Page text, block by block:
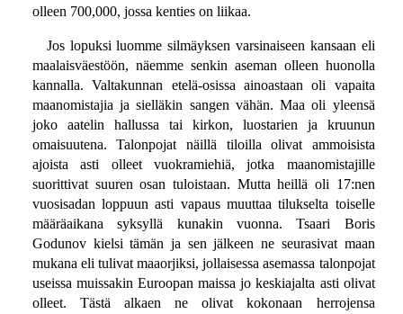
olleen 700,000, jossa kenties on liikaa.
Jos lopuksi luomme silmäyksen varsinaiseen kansaan eli
maalaisväestöön, näemme senkin aseman olleen huonolla
kannalla. Valtakunnan etelä-osissa ainoastaan oli vapaita
maanomistajia ja sielläkin sangen vähän. Maa oli yleensä
joko aatelin hallussa tai kirkon, luostarien ja kruunun
omaisuutena. Talonpojat näillä tiloilla olivat ammoisista
ajoista asti olleet vuokramiehiä, jotka maanomistajille
suorittivat suuren osan tuloistaan. Mutta heillä oli 17:nen
vuosisadan loppuun asti vapaus muuttaa tilukselta toiselle
määräaikana syksyllä kunakin vuonna. Tsaari Boris
Godunov kielsi tämän ja sen jälkeen ne seurasivat maan
mukana eli tulivat maaorjiksi, jollaisessa asemassa talonpojat
useissa muissakin Euroopan maissa jo keskiajalta asti olivat
olleet. Tästä alkaen ne olivat kokonaan herrojensa